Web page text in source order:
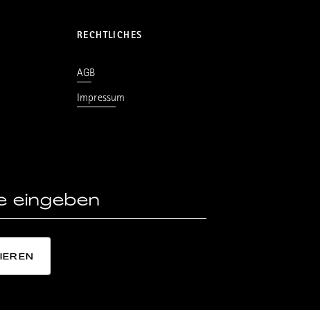
RECHTLICHES
AGB
Impressum